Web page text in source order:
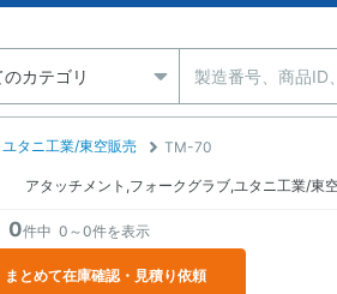
ユタニ工業/東空販売 TM-70
アタッチメント,フォークグラブ,ユタニ工業/東
まとめて在庫確認・見積り依頼
0件中 0～0件を表示